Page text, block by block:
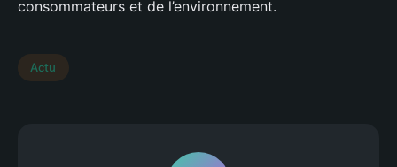
consommateurs et de l’environnement.
Actu